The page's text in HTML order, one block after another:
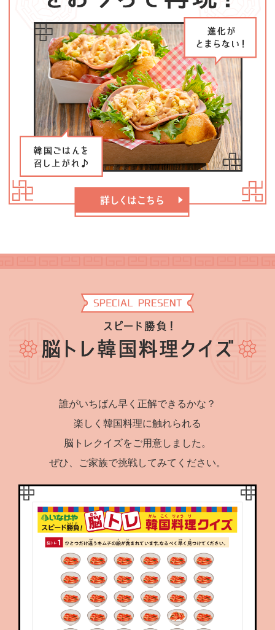
誰がいちばん早く正解できるかな？
楽しく韓国料理に触れられる
脳トレクイズをご用意しました。
ぜひ、ご家族で挑戦してみてください。